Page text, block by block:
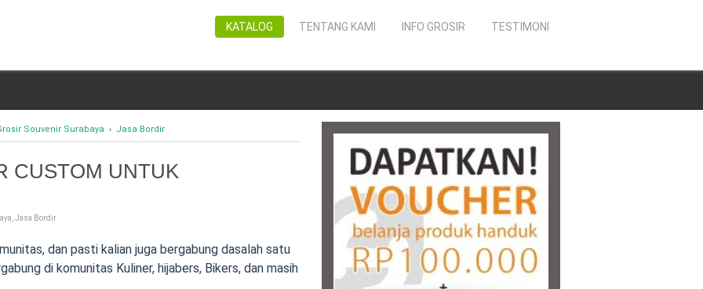
TESTIMONI
INFO GROSIR
TENTANG KAMI
KATALOG
Souvenir Surabaya › Jasa Bordir
CUSTOM UNTUK
Jasa Bordir
dan pasti kalian juga bergabung dasalah satu
di komunitas Kuliner, hijabers, Bikers, dan masih